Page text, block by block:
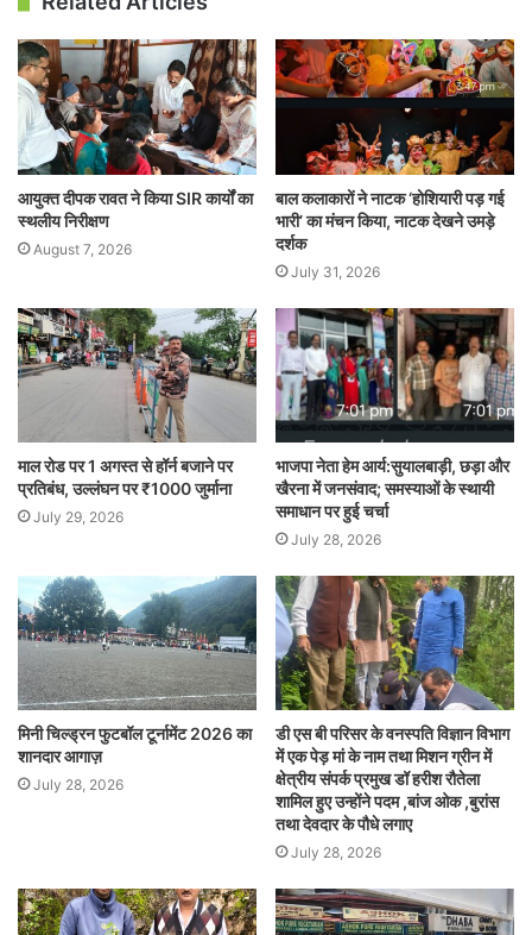
आयुक्त दीपक रावत ने किया SIR कार्यों का
स्थलीय निरीक्षण
August 7, 2026
बाल कलाकारों ने नाटक ‘होशियारी पड़ गई
भारी’ का मंचन किया, नाटक देखने उमड़े
दर्शक
July 31, 2026
माल रोड पर 1 अगस्त से हॉर्न बजाने पर
प्रतिबंध, उल्लंघन पर ₹1000 जुर्माना
July 29, 2026
भाजपा नेता हेम आर्य:सुयालबाड़ी, छड़ा और
खैरना में जनसंवाद; समस्याओं के स्थायी
समाधान पर हुई चर्चा
July 28, 2026
मिनी चिल्ड्रन फुटबॉल टूर्नामेंट 2026 का
शानदार आगाज़
July 28, 2026
डी एस बी परिसर के वनस्पति विज्ञान विभाग
में एक पेड़ मां के नाम तथा मिशन ग्रीन में
क्षेत्रीय संपर्क प्रमुख डॉ हरीश रौतेला
शामिल हुए उन्होंने पदम ,बांज ओक ,बुरांस
तथा देवदार के पौधे लगाए
July 28, 2026